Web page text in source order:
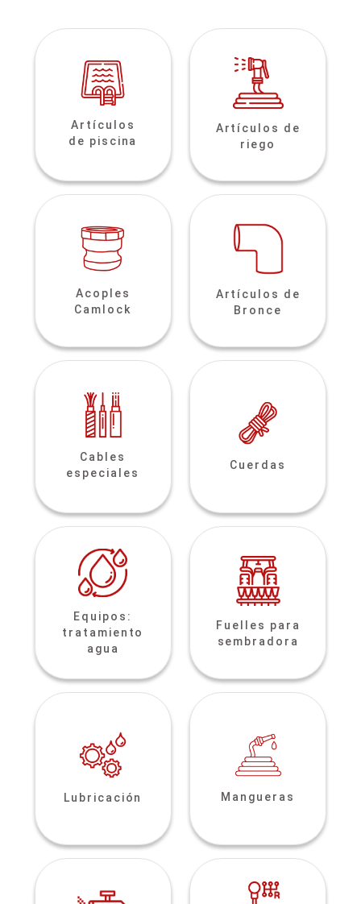
Artículos
de piscina
Artículos de
riego
Acoples
Camlock
Artículos de
Bronce
Cables
especiales
Cuerdas
Equipos:
tratamiento
agua
Fuelles para
sembradora
Lubricación Mangueras